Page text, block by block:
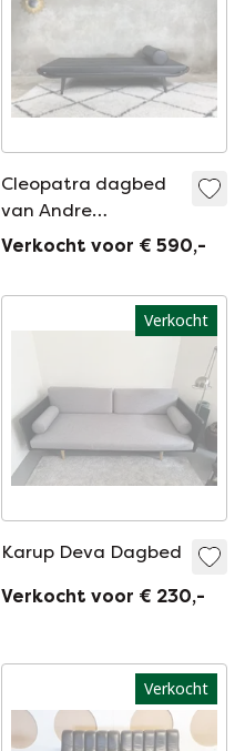
Cleopatra dagbed
van Andre
Cordemeyer voor
Verkocht voor € 590,-
Verkocht
Karup Deva Dagbed
Verkocht voor € 230,-
Verkocht